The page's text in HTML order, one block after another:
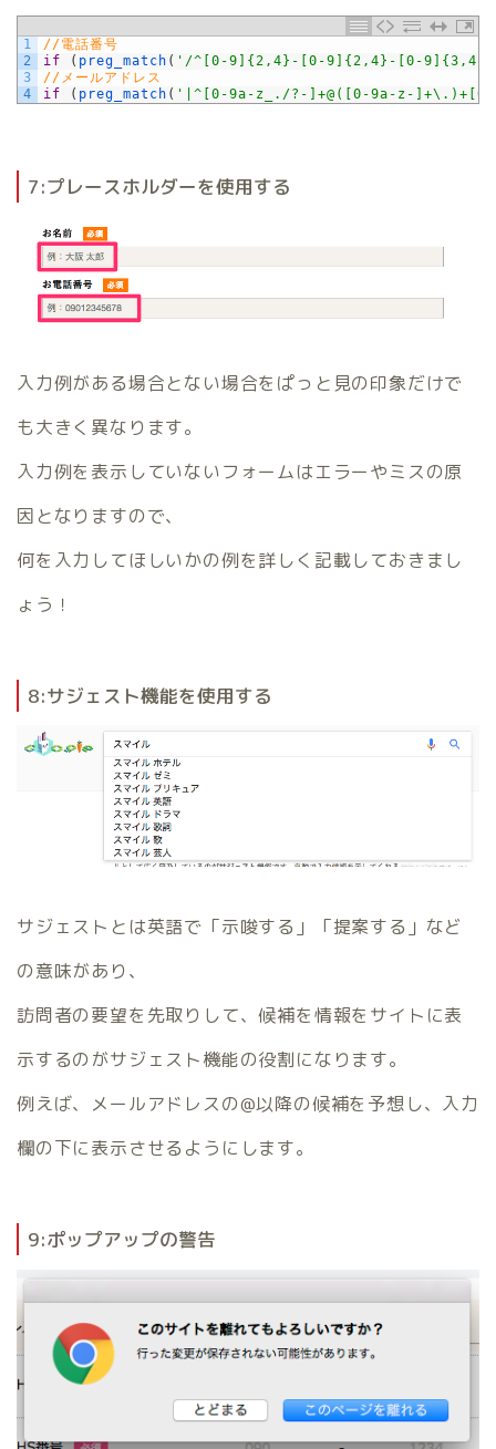
1
2
3
4
//電話番号
if
( preg_match ( '/^[0-9]{2,4}-[0-9]{2,4}-[0-
//メールアドレス
if
( preg_match ( '|^[0-9a-z_./?-]+@([0-9a-z-
7:プレースホルダーを使用する
入力例がある場合とない場合をぱっと見の印象だけで
も大きく異なります。
入力例を表示していないフォームはエラーやミスの原
因となりますので、
何を入力してほしいかの例を詳しく記載しておきまし
ょう！
8:サジェスト機能を使用する
サジェストとは英語で「示唆する」「提案する」など
の意味があり、
訪問者の要望を先取りして、候補を情報をサイトに表
示するのがサジェスト機能の役割になります。
例えば、メールアドレスの@以降の候補を予想し、入力
欄の下に表示させるようにします。
9:ポップアップの警告